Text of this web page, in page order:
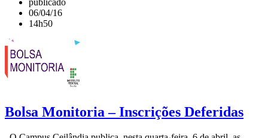
publicado
06/04/16
14h50
Bolsa Monitoria – Inscrições Deferidas